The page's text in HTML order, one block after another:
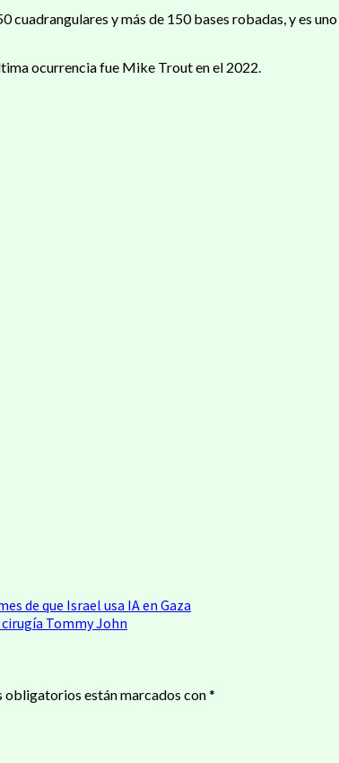
cuadrangulares y más de 150 bases robadas, y es
ocurrencia fue Mike Trout en el 2022.
de que Israel usa IA en Gaza
Tommy John
obligatorios están marcados con*